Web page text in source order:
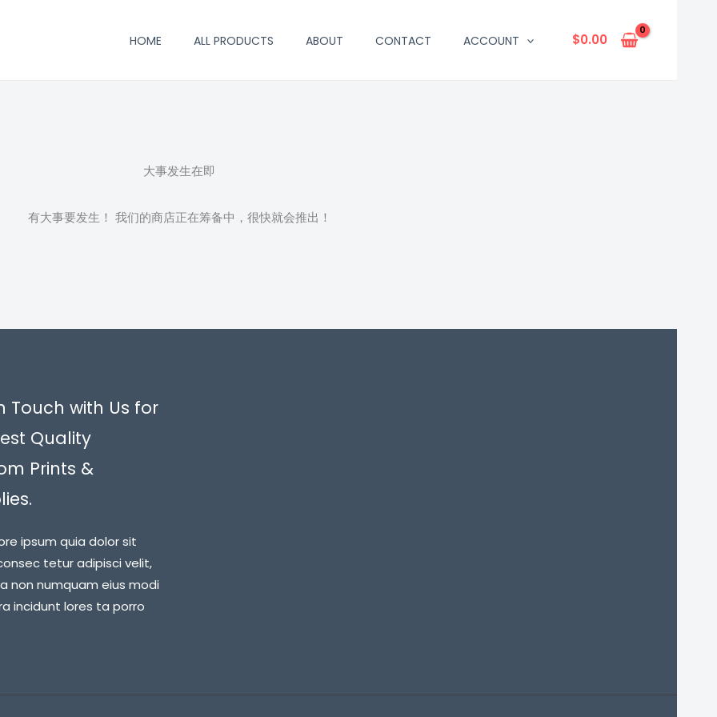
HOME ALL PRODUCTS ABOUT CONTACT ACCOUNT $0.00
大事发生在即
有大事要发生！ 我们的商店正在筹备中，很快就会推出！
Touch with Us for
Quality
Prints &
ipsum quia dolor sit
tetur adipisci velit,
non numquam eius modi
incidunt lores ta porro